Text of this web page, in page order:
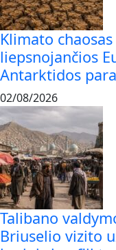
Klimato
liepsnojančios
Antarktidos
02/08/2026
Talibano
Briuselio vizito